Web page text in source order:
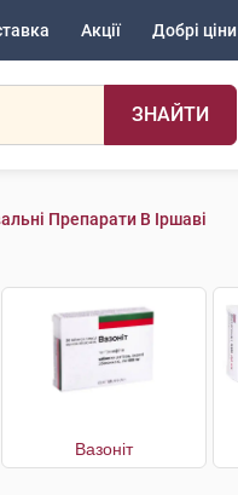
Акції Добрі ціни
ЗНАЙТИ
Препарати В Іршаві
Вазоніт